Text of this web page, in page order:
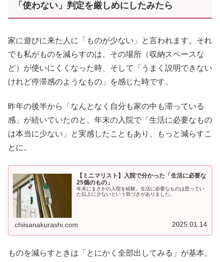
「使わない」判定を厳しめにしたみたら
家に遊びに来た人に「ものが少ない」と言われます。それ
でも私がものを減らすのは、その場所（収納スペースな
ど）が使いにくくなった時、そして「うまく説明できない
けれど停滞感のようなもの」を感じた時です。
昨年の後半から「なんとなく自分も家の中も滞っている
感」が続いていたのと、年末の入院で「生活に必要なもの
は本当に少ない」と実感したこともあり、もっと減らすこ
とに。
【ミニマリスト】入院で分かった「生活に必要な
25個のもの」
年末にまさかの入院を経験。生活に必要なものは思ってい
た以上に少ないという気づきがありました。
chiisanakurashi.com 2025.01.14
ものを減らすときは「とにかく全部出してみる」が基本。